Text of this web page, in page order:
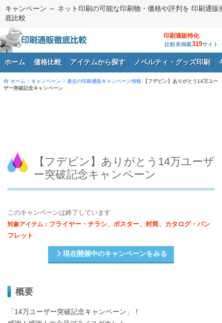
キャンペーン ～ ネット印刷の可能な印刷物・価格や評判を 印刷通販
底比較
印刷通販特化
比較表掲載319サイト
ホーム 価格比較 アイテムから探す ノベルティ・グッズ印刷
ホーム キャンペーン 過去の印刷通販キャンペーン情報
【フデビン】ありがとう14万ユー
ザー突破記念キャンペーン
【フデビン】ありがとう14万ユーザ
ー突破記念キャンペーン
このキャンペーンは終了しています
対象アイテム： フライヤー・チラシ、ポスター、封筒、カタログ・パン
フレット
現在開催中のキャンペーンをみる
概要
「14万ユーザー突破記念キャンペーン」！